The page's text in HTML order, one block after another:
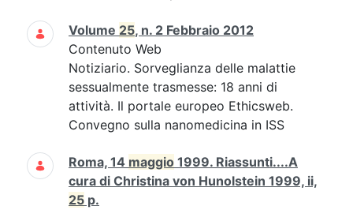
Volume 25, n. 2 Febbraio 2012
Contenuto Web
Notiziario. Sorveglianza delle malattie
sessualmente trasmesse: 18 anni di
attività. Il portale europeo Ethicsweb.
Convegno sulla nanomedicina in ISS
Roma, 14 maggio 1999. Riassunti....A
cura di Christina von Hunolstein 1999, ii,
25 p.